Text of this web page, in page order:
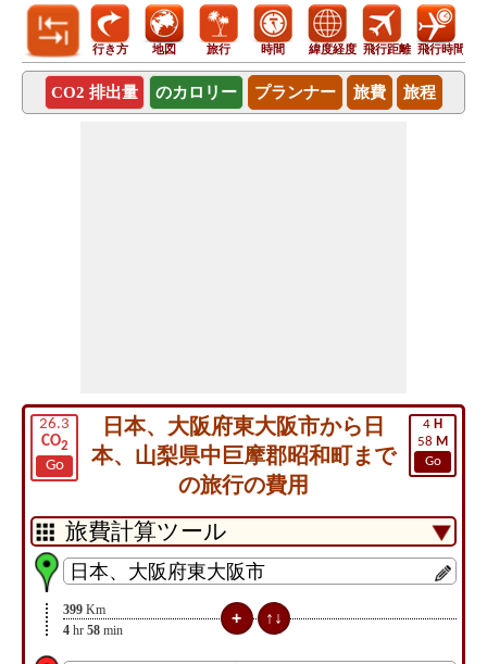
行き方 地図 旅行 時間 緯度経度 飛行距離 飛行時間
CO2 排出量 のカロリー プランナー 旅費 旅程
26.3
CO2
Go
4 H
58 M
Go
日本、大阪府東大阪市から日
本、山梨県中巨摩郡昭和町まで
の旅行の費用
399 Km
4 hr 58 min